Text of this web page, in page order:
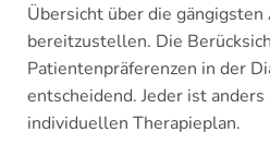
Übersicht über die
bereitzustellen. Die
Patientenpräferenzen in der
entscheidend. Jeder ist
individuellen Therapieplan.